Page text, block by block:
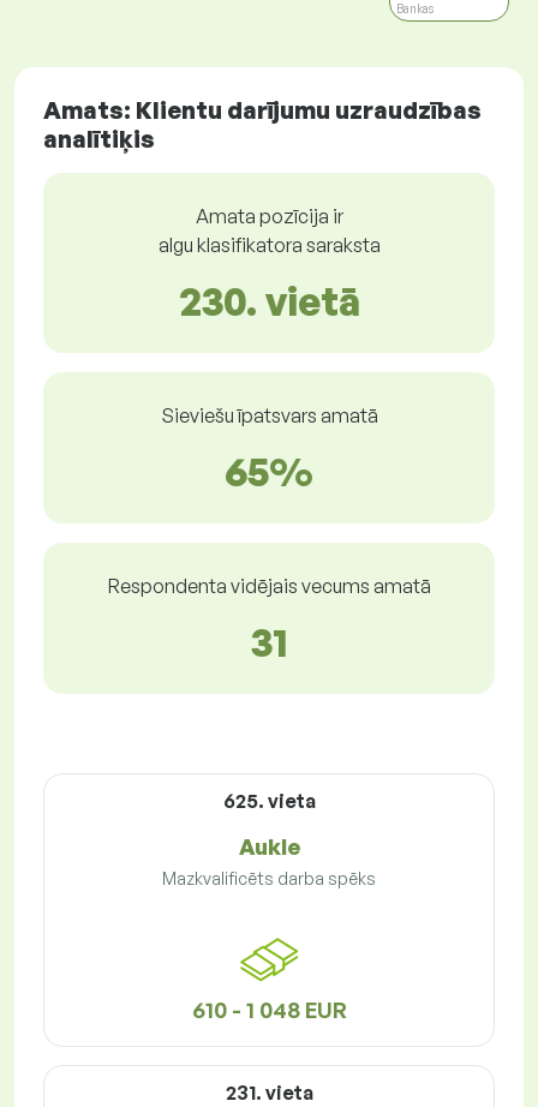
Bankas
Amats: Klientu darījumu uzraudzības
analītiķis
Amata pozīcija ir
algu klasifikatora saraksta
230. vietā
Sieviešu īpatsvars amatā
65%
Respondenta vidējais vecums amatā
31
625. vieta
Aukle
Mazkvalificēts darba spēks
610 - 1 048 EUR
231. vieta